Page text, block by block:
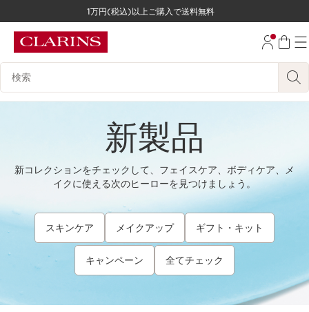
コンテンツへ移動
1万円(税込)以上ご購入で送料無料
検索候補
新製品
新コレクションをチェックして、フェイスケア、ボディケア、メ
イクに使える次のヒーローを見つけましょう。
スキンケア メイクアップ ギフト・キット
キャンペーン 全てチェック